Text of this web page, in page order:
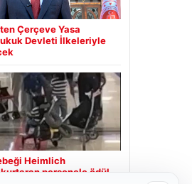
Çerçeve Yasa
Devleti İlkeleriyle
Heimlich
personele ödül